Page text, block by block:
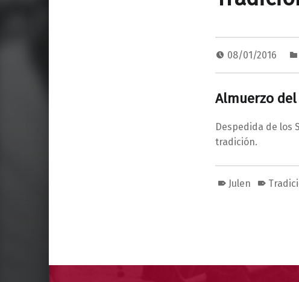
08/01/2016
Almuerzo del
Despedida de los
tradición.
Julen
Navegación de entradas